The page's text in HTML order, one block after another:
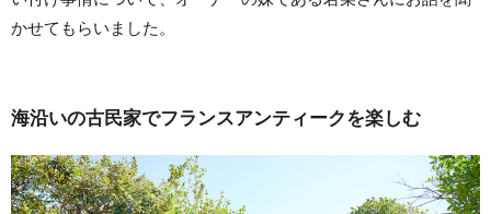
かせてもらいました。
海沿いの古民家でフランスアンティークを楽しむ